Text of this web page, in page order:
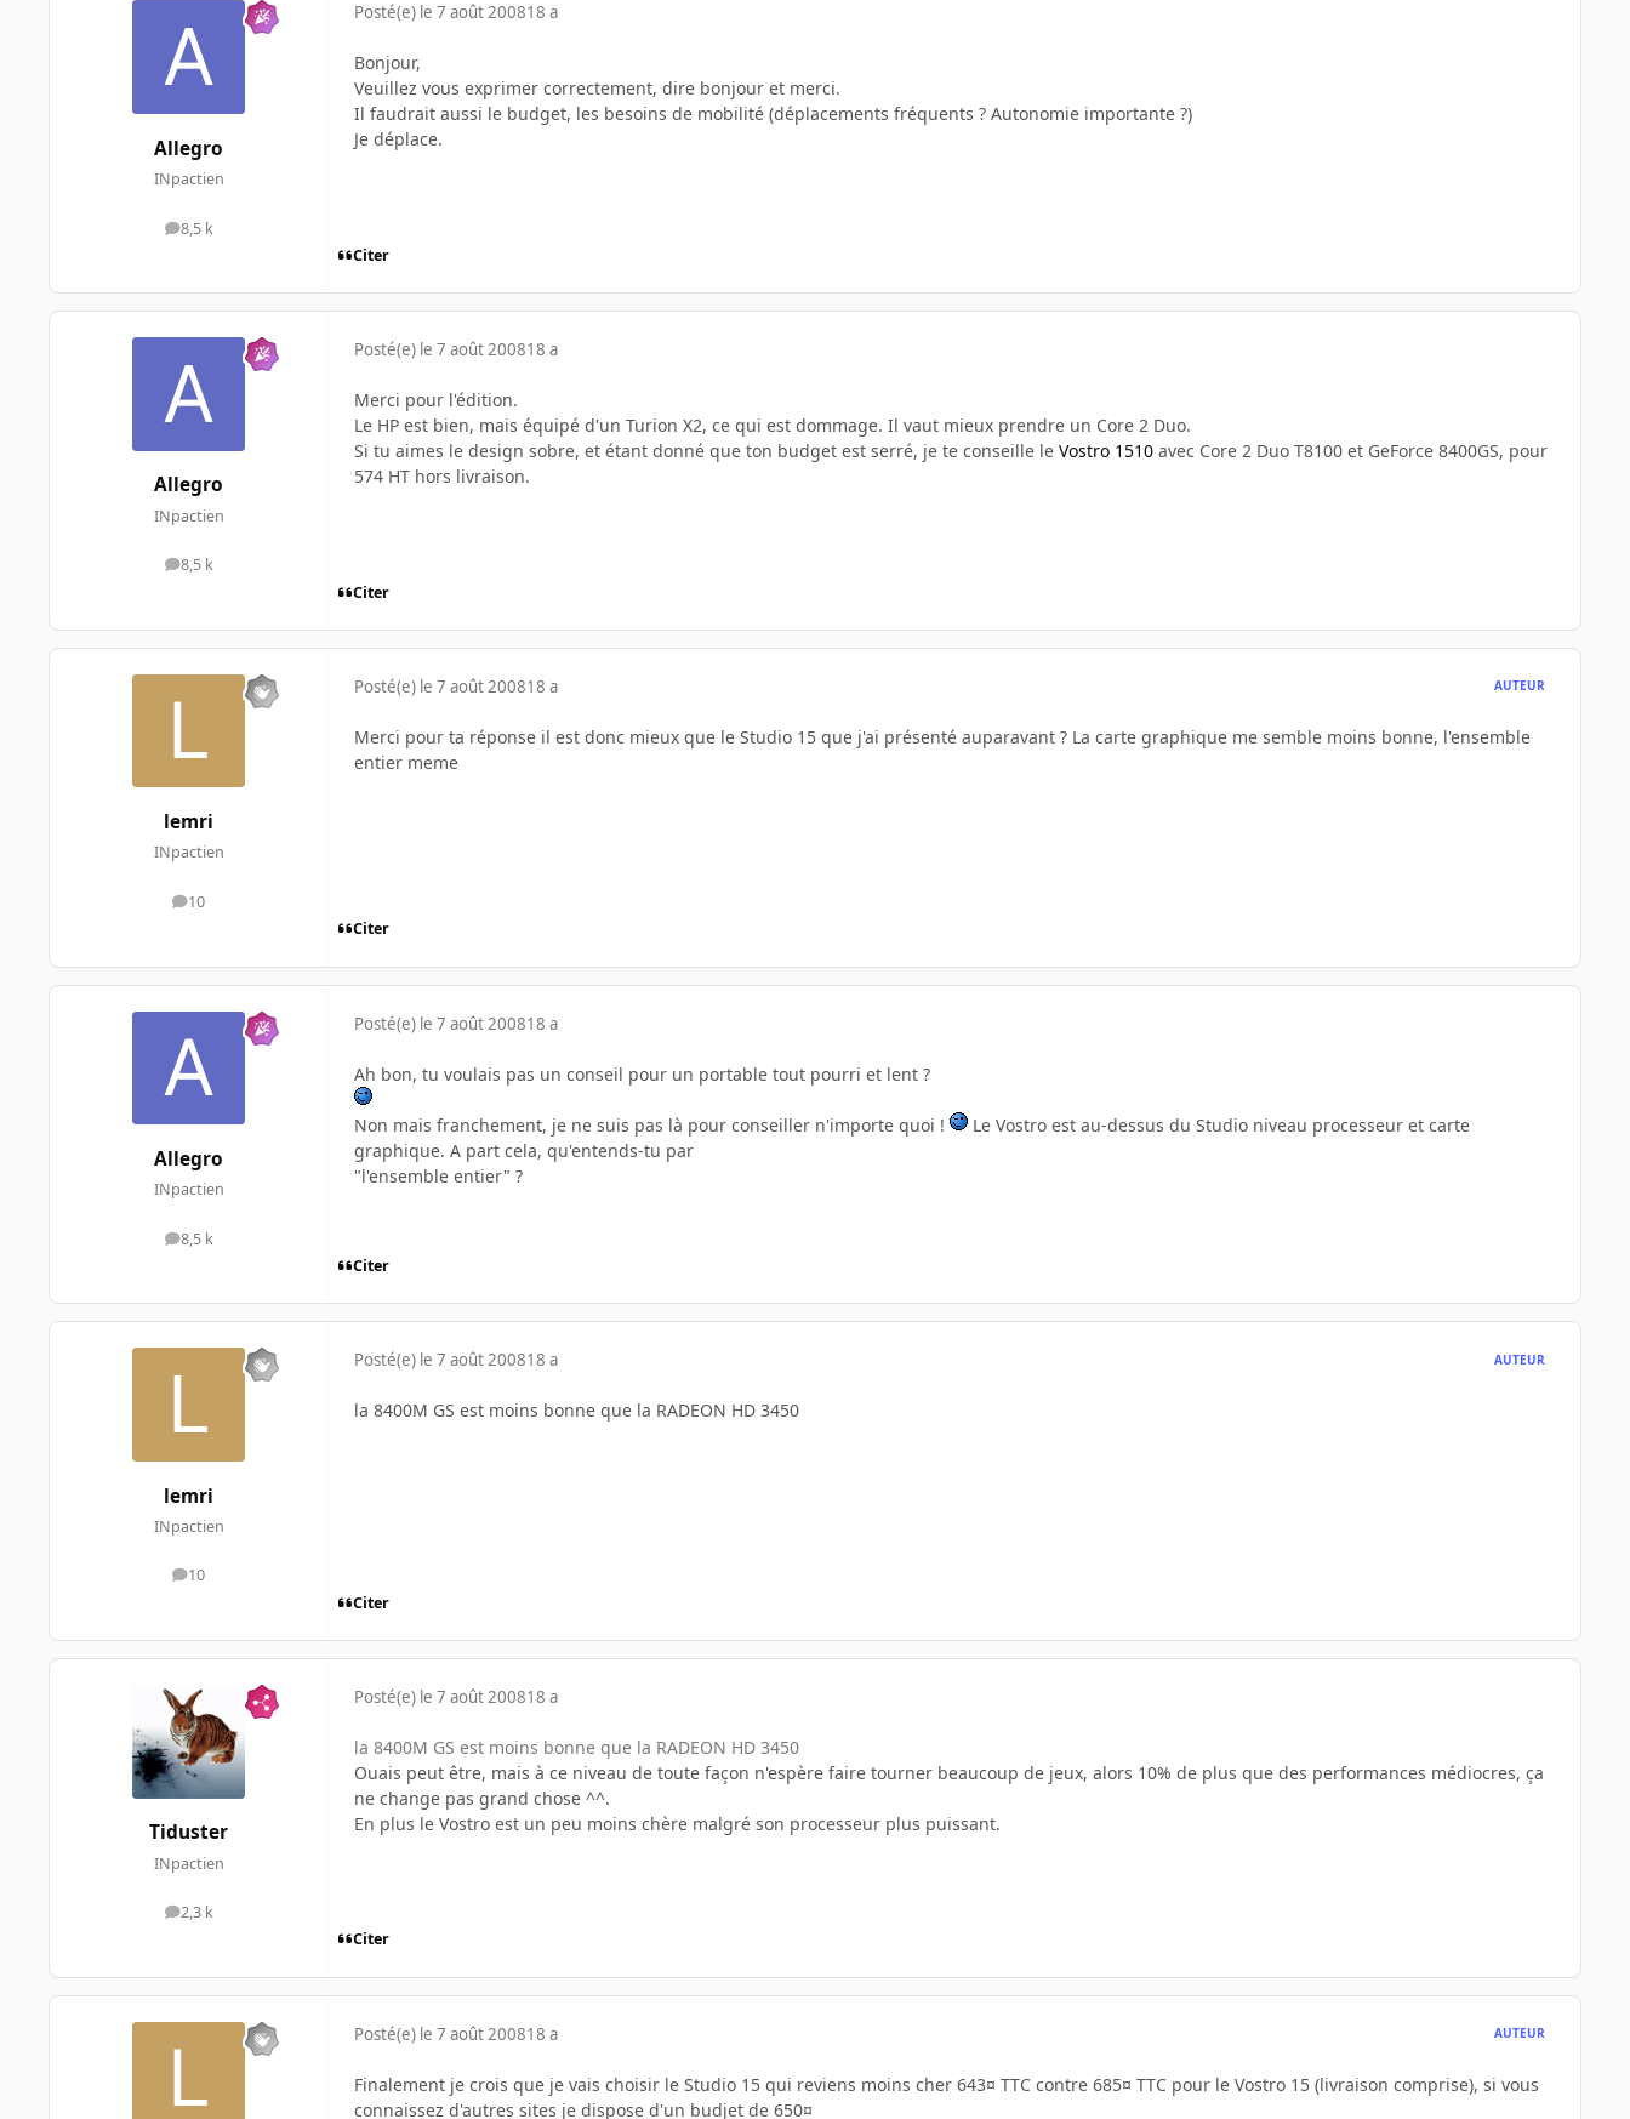
Allegro
INpactien
8,5 k
messages
Posté(e) le 7 août 200818 a
Bonjour,
Veuillez vous exprimer correctement, dire bonjour et merci.
Il faudrait aussi le budget, les besoins de mobilité (déplacements fréquents ? Autonomie importante ?)
Je déplace.
Citer
Allegro
INpactien
8,5 k
messages
Posté(e) le 7 août 200818 a
Merci pour l'édition.
Le HP est bien, mais équipé d'un Turion X2, ce qui est dommage. Il vaut mieux prendre un Core 2 Duo.
Si tu aimes le design sobre, et étant donné que ton budget est serré, je te conseille le Vostro 1510 avec Core 2 Duo T8100 et GeForce 8400GS, pour
574 HT hors livraison.
Citer
lemri
INpactien
10
messages
Posté(e) le 7 août 200818 a AUTEUR
Merci pour ta réponse il est donc mieux que le Studio 15 que j'ai présenté auparavant ? La carte graphique me semble moins bonne, l'ensemble
entier meme
Citer
Allegro
INpactien
8,5 k
messages
Posté(e) le 7 août 200818 a
Ah bon, tu voulais pas un conseil pour un portable tout pourri et lent ?
Non mais franchement, je ne suis pas là pour conseiller n'importe quoi !
Le Vostro est au-dessus du Studio niveau processeur et carte
graphique. A part cela, qu'entends-tu par
"l'ensemble entier" ?
Citer
lemri
INpactien
10
messages
Posté(e) le 7 août 200818 a AUTEUR
la 8400M GS est moins bonne que la RADEON HD 3450
Citer
Tiduster
INpactien
2,3 k
messages
Posté(e) le 7 août 200818 a
la 8400M GS est moins bonne que la RADEON HD 3450
Ouais peut être, mais à ce niveau de toute façon n'espère faire tourner beaucoup de jeux, alors 10% de plus que des performances médiocres, ça
ne change pas grand chose ^^.
En plus le Vostro est un peu moins chère malgré son processeur plus puissant.
Citer
Posté(e) le 7 août 200818 a AUTEUR
Finalement je crois que je vais choisir le Studio 15 qui reviens moins cher 643¤ TTC contre 685¤ TTC pour le Vostro 15 (livraison comprise), si vous
connaissez d'autres sites je dispose d'un budjet de 650¤